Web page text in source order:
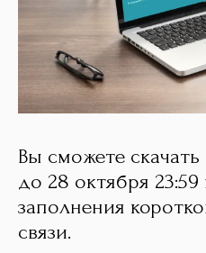
Вы сможете
до 28 октября 23:59
заполнения
связи.